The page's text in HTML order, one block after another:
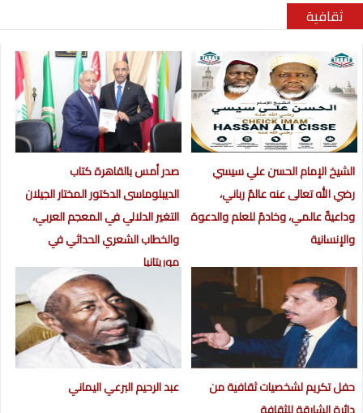
ثقافية
الشيخ الإمام الحسن علي سيسي
رضي الله تعالى عنه عالمٌ رباني،
وداعيةٌ عالمي، وخادمٌ للعلم والدعوة
والإنسانية
صدر أمس بالقاهرة كتاب
الديبلوماسى الدكتور المختار الجيلان
التغير الدلالي في المعجم العربي،
والخطاب الشعري الحداثي في
موريتانيا
حفل تكريم لشخصيات ثقافية من
عبد الرحيم البرعي اليماني